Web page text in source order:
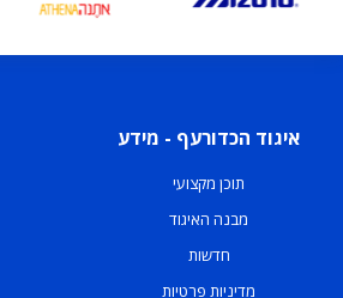
איגוד הכדורעף - מידע
תוכן מקצועי
מבנה האיגוד
חדשות
מדיניות פרטיות